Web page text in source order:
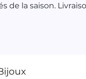
de la saison.